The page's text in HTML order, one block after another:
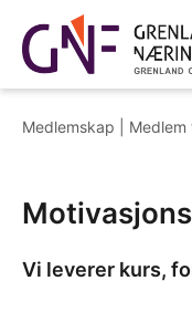
Medlemskap | Medlem
Vi leverer kurs,